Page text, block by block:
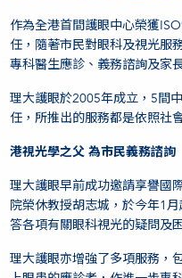
作為全港首間護眼中心榮獲
任，隨著市民對眼科及視光服
專科醫生應診、義務諮詢及家
理大護眼於2005年成立，5間
任，所推出的服務都是依照社
港視光學之父 為市民義務諮詢
理大護眼早前成功邀請享譽國
院榮休教授胡志城，於今年1
答各項有關眼科視光的疑問及
理大護眼亦增強了多項服務，